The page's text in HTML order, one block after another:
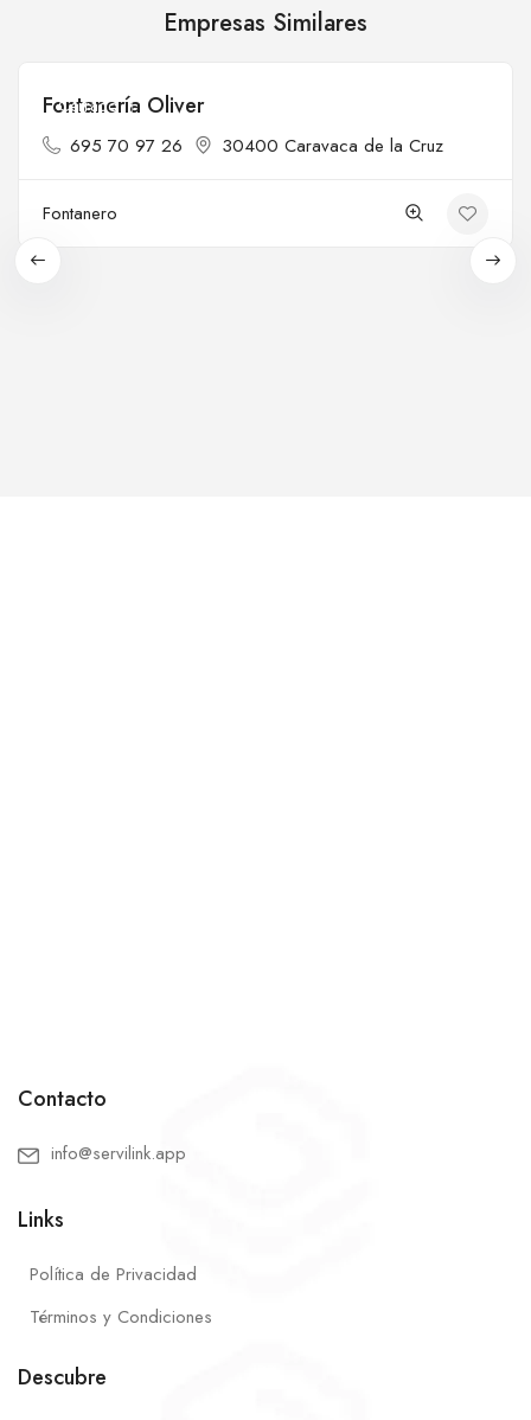
Empresas Similares
Cerrado
Fontanería Oliver
695 70 97 26 30400 Caravaca de la Cruz
Fontanero
Contacto
info@servilink.app
Links
Política de Privacidad
Términos y Condiciones
Descubre